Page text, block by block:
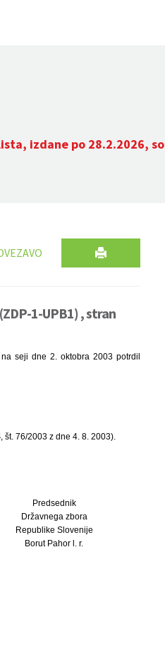
izdane po 28.2.2026, so
1-UPB1) , stran
seji dne 2. oktobra 2003 potrdil
76/2003 z dne 4. 8. 2003).
Predsednik
Državnega zbora
Republike Slovenije
Borut Pahor l. r.